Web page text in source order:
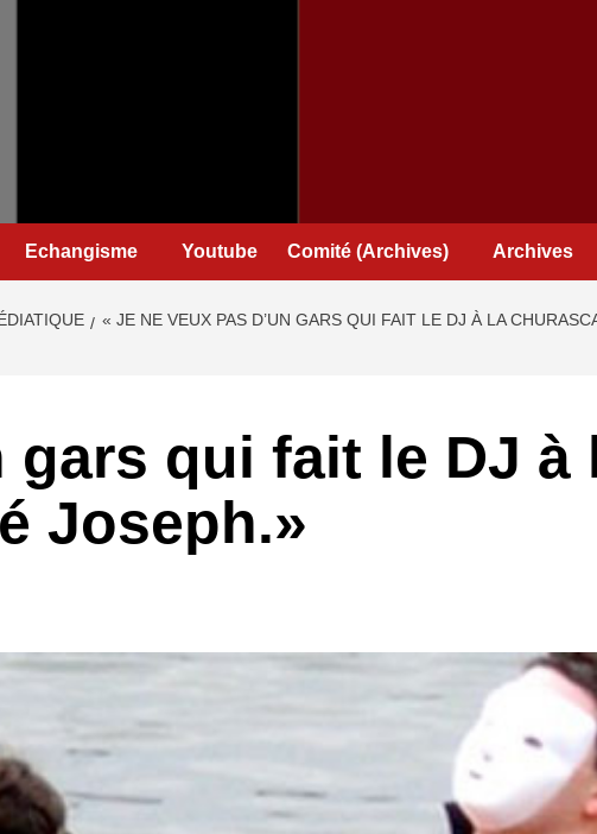
Echangisme Youtube Comité (Archives) Archives
« JE NE VEUX PAS D’UN GARS QUI FAIT LE DJ À LA
gars qui fait le DJ à
Joseph.»